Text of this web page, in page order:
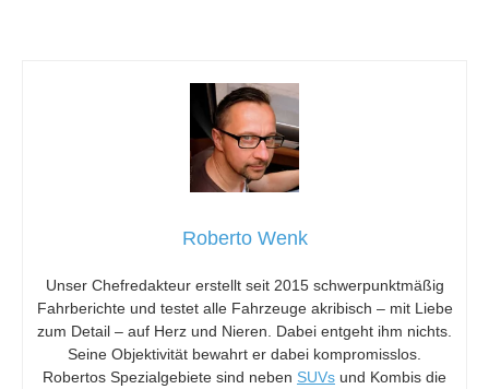
Roberto Wenk
Unser Chefredakteur erstellt seit 2015 schwerpunktmäßig
Fahrberichte und testet alle Fahrzeuge akribisch – mit Liebe
zum Detail – auf Herz und Nieren. Dabei entgeht ihm nichts.
Seine Objektivität bewahrt er dabei kompromisslos.
Robertos Spezialgebiete sind neben SUVs und Kombis die